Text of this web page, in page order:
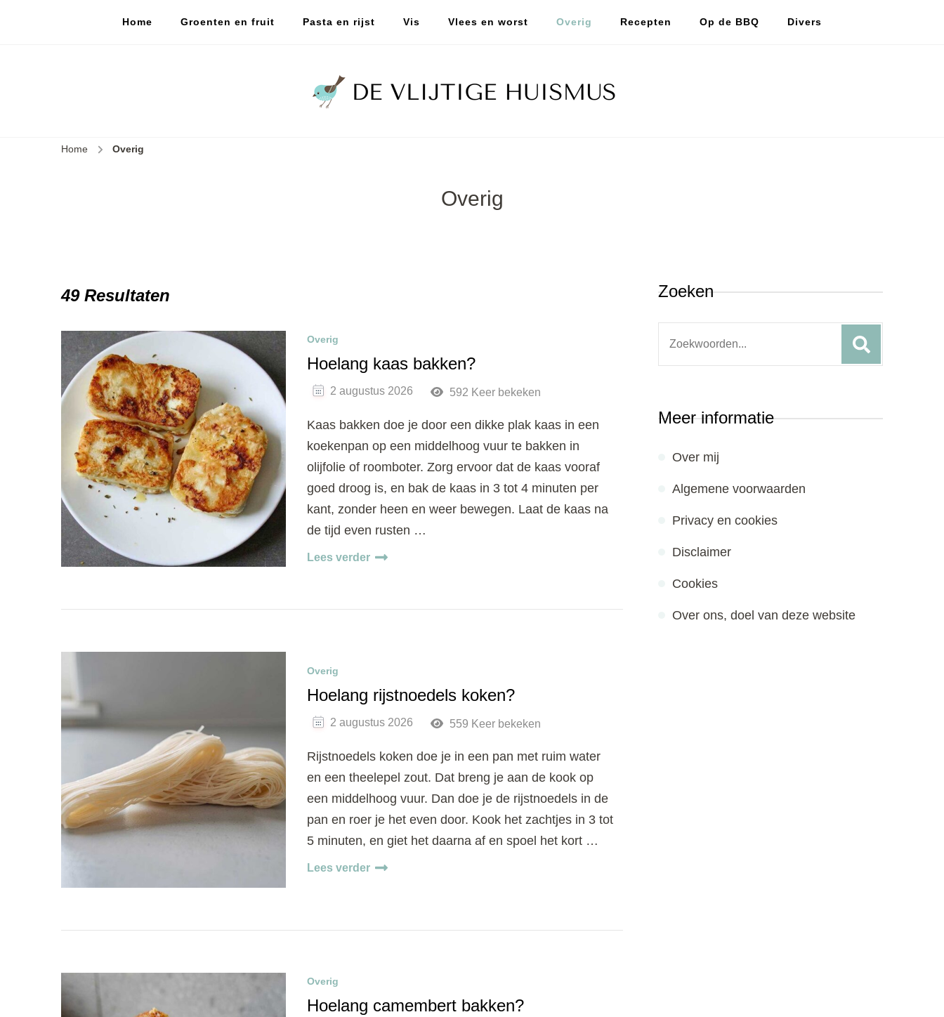
Home Groenten en fruit Pasta en rijst Vis Vlees en worst Overig Recepten Op de BBQ Divers
Home Overig
Overig
49 Resultaten
Overig
Hoelang kaas bakken?
2 augustus 2026 592 Keer bekeken
Kaas bakken doe je door een dikke plak kaas in een
koekenpan op een middelhoog vuur te bakken in
olijfolie of roomboter. Zorg ervoor dat de kaas vooraf
goed droog is, en bak de kaas in 3 tot 4 minuten per
kant, zonder heen en weer bewegen. Laat de kaas na
de tijd even rusten …
Lees verder
Overig
Hoelang rijstnoedels koken?
2 augustus 2026 559 Keer bekeken
Rijstnoedels koken doe je in een pan met ruim water
en een theelepel zout. Dat breng je aan de kook op
een middelhoog vuur. Dan doe je de rijstnoedels in de
pan en roer je het even door. Kook het zachtjes in 3 tot
5 minuten, en giet het daarna af en spoel het kort …
Lees verder
Overig
Hoelang camembert bakken?
Zoeken
Meer informatie
Over mij
Algemene voorwaarden
Privacy en cookies
Disclaimer
Cookies
Over ons, doel van deze website